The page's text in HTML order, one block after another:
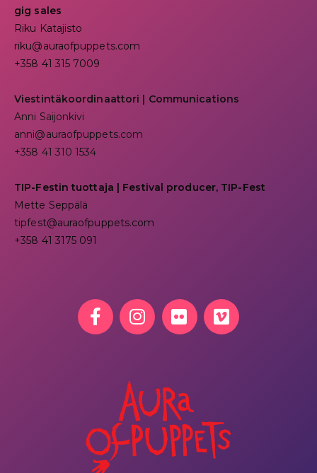
gig sales
Riku Katajisto
riku@auraofpuppets.com
+358 41 315 7009
Viestintäkoordinaattori | Communications
Anni Saijonkivi
anni@auraofpuppets.com
+358 41 310 1534
TIP-Festin tuottaja | Festival producer, TIP-Fest
Mette Seppälä
tipfest@auraofpuppets.com
+358 41 3175 091